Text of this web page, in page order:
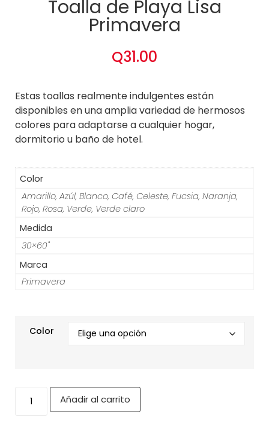
Toalla de Playa Lisa
Primavera
Q31.00
Estas toallas realmente indulgentes están
disponibles en una amplia variedad de hermosos
colores para adaptarse a cualquier hogar,
dormitorio u baño de hotel.
Color
Amarillo, Azúl, Blanco, Café, Celeste, Fucsia, Naranja,
Rojo, Rosa, Verde, Verde claro
Medida
30×60"
Marca
Primavera
Color
Añadir al carrito